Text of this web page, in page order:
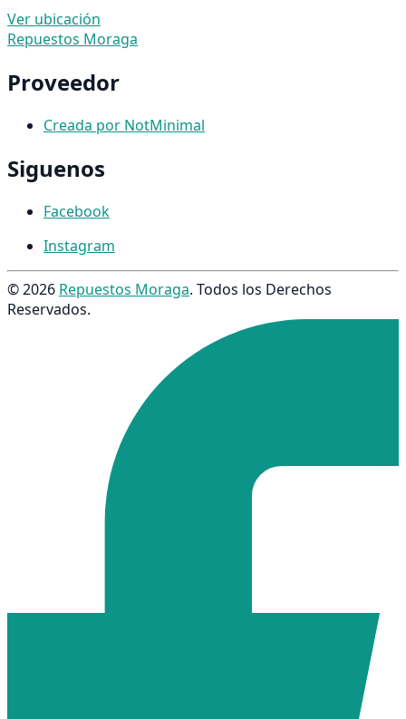
Ver ubicación
Repuestos Moraga
Proveedor
Creada por NotMinimal
Siguenos
Facebook
Instagram
© 2026 Repuestos Moraga. Todos los Derechos
Reservados.